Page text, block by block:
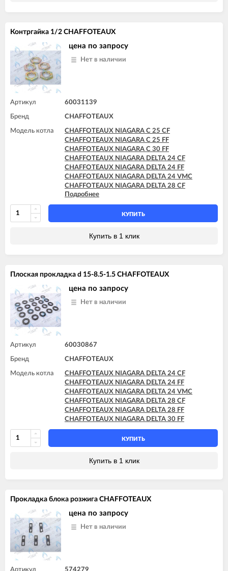
Контргайка 1/2 CHAFFOTEAUX
цена по запросу
Нет в наличии
Артикул 60031139
Бренд CHAFFOTEAUX
Модель котла
CHAFFOTEAUX NIAGARA C 25 CF
CHAFFOTEAUX NIAGARA C 25 FF
CHAFFOTEAUX NIAGARA C 30 FF
CHAFFOTEAUX NIAGARA DELTA 24 CF
CHAFFOTEAUX NIAGARA DELTA 24 FF
CHAFFOTEAUX NIAGARA DELTA 24 VMC
CHAFFOTEAUX NIAGARA DELTA 28 CF
CHAFFOTEAUX NIAGARA DELTA 28 FF
CHAFFOTEAUX NIAGARA DELTA 30 FF
Подробнее
КУПИТЬ
Купить в 1 клик
Плоская прокладка d 15-8.5-1.5 CHAFFOTEAUX
цена по запросу
Нет в наличии
Артикул 60030867
Бренд CHAFFOTEAUX
Модель котла
CHAFFOTEAUX NIAGARA DELTA 24 CF
CHAFFOTEAUX NIAGARA DELTA 24 FF
CHAFFOTEAUX NIAGARA DELTA 24 VMC
CHAFFOTEAUX NIAGARA DELTA 28 CF
CHAFFOTEAUX NIAGARA DELTA 28 FF
CHAFFOTEAUX NIAGARA DELTA 30 FF
КУПИТЬ
Купить в 1 клик
Прокладка блока розжига CHAFFOTEAUX
цена по запросу
Нет в наличии
Артикул 574279